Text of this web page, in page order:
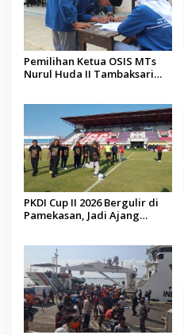
Pemilihan Ketua OSIS MTs
Nurul Huda II Tambaksari
PKDI Cup II 2026 Bergulir di
Pamekasan, Jadi Ajang